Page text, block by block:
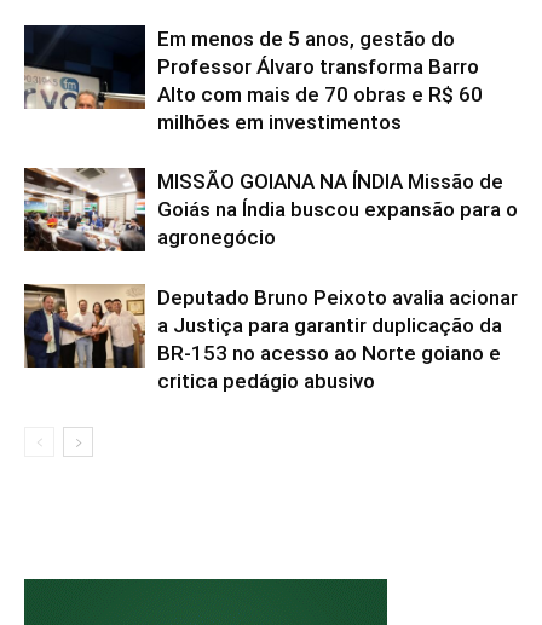
Em menos de 5 anos, gestão do
Professor Álvaro transforma Barro
Alto com mais de 70 obras e R$ 60
milhões em investimentos
MISSÃO GOIANA NA ÍNDIA Missão de
Goiás na Índia buscou expansão para o
agronegócio
Deputado Bruno Peixoto avalia acionar
a Justiça para garantir duplicação da
BR-153 no acesso ao Norte goiano e
critica pedágio abusivo